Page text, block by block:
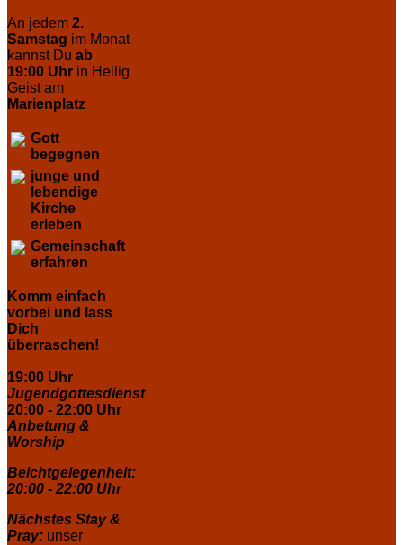
An jedem 2.
Samstag im Monat
kannst Du ab
19:00 Uhr in Heilig
Geist am
Marienplatz
Gott
begegnen
junge und
lebendige
Kirche
erleben
Gemeinschaft
erfahren
Komm einfach
vorbei und lass
Dich
überraschen!
19:00 Uhr
Jugendgottesdienst
20:00 - 22:00 Uhr
Anbetung &
Worship
Beichtgelegenheit:
20:00 - 22:00 Uhr
Nächstes Stay &
Pray: unser